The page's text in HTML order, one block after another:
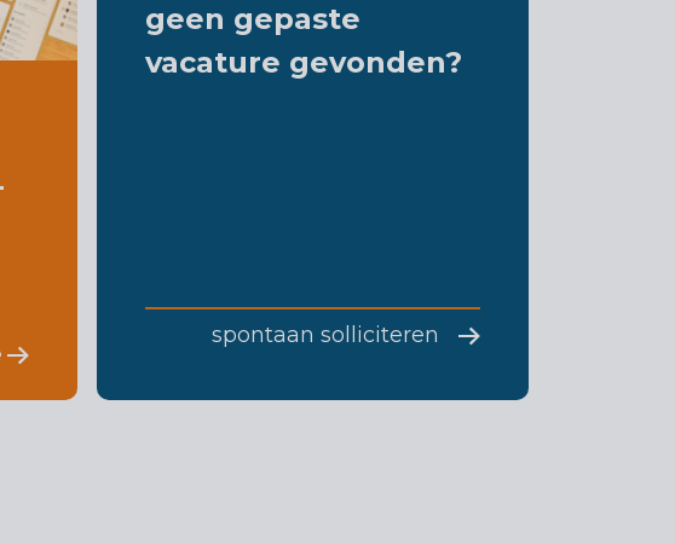
geen gepaste
vacature gevonden?
spontaan solliciteren